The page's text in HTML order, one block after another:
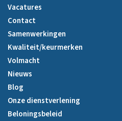
Vacatures
Contact
Samenwerkingen
Kwaliteit/keurmerken
Volmacht
Nieuws
Blog
Onze dienstverlening
Beloningsbeleid